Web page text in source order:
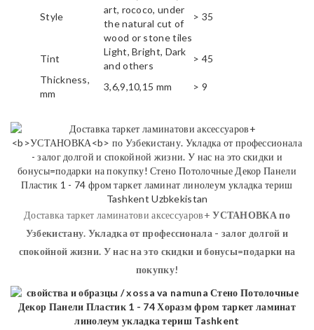
Style
art, rococo, under
the natural cut of
wood or stone tiles
> 35
Tint
Light, Bright, Dark
and others
> 45
Thickness,
mm
3,6,9,10,15 mm > 9
Доставка таркет ламинатови аксессуаров+УСТАНОВКАпо
Узбекистану. Укладка от профессионала - залог долгой и
спокойной жизни. У нас на это скидки и бонусы=подарки на
покупку!